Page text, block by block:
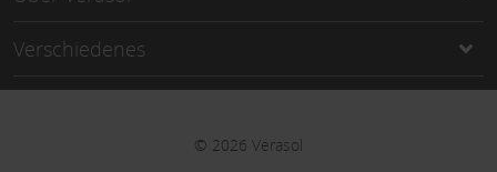
Verschiedenes
© 2026 Verasol